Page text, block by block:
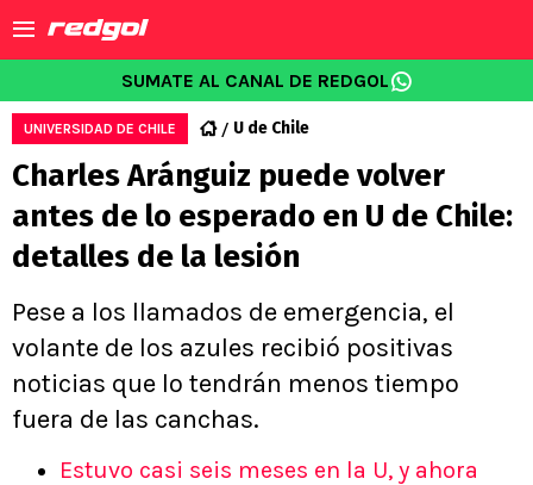
SUMATE AL CANAL DE REDGOL
UNIVERSIDAD DE CHILE U de Chile
Charles Aránguiz puede volver
antes de lo esperado en U de Chile:
detalles de la lesión
Pese a los llamados de emergencia, el
volante de los azules recibió positivas
noticias que lo tendrán menos tiempo
fuera de las canchas.
Estuvo casi seis meses en la U, y ahora